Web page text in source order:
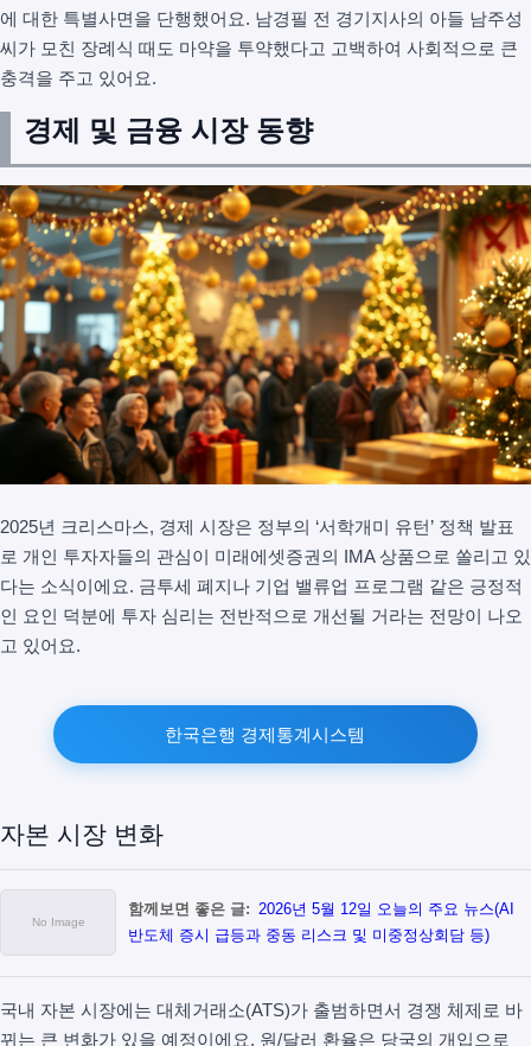
에 대한 특별사면을 단행했어요. 남경필 전 경기지사의 아들 남주성
씨가 모친 장례식 때도 마약을 투약했다고 고백하여 사회적으로 큰
충격을 주고 있어요.
경제 및 금융 시장 동향
2025년 크리스마스, 경제 시장은 정부의 ‘서학개미 유턴’ 정책 발표
로 개인 투자자들의 관심이 미래에셋증권의 IMA 상품으로 쏠리고 있
다는 소식이에요. 금투세 폐지나 기업 밸류업 프로그램 같은 긍정적
인 요인 덕분에 투자 심리는 전반적으로 개선될 거라는 전망이 나오
고 있어요.
한국은행 경제통계시스템
자본 시장 변화
함께보면 좋은 글: 2026년 5월 12일 오늘의 주요 뉴스(AI
반도체 증시 급등과 중동 리스크 및 미중정상회담 등)
국내 자본 시장에는 대체거래소(ATS)가 출범하면서 경쟁 체제로 바
뀌는 큰 변화가 있을 예정이에요. 원/달러 환율은 당국의 개입으로